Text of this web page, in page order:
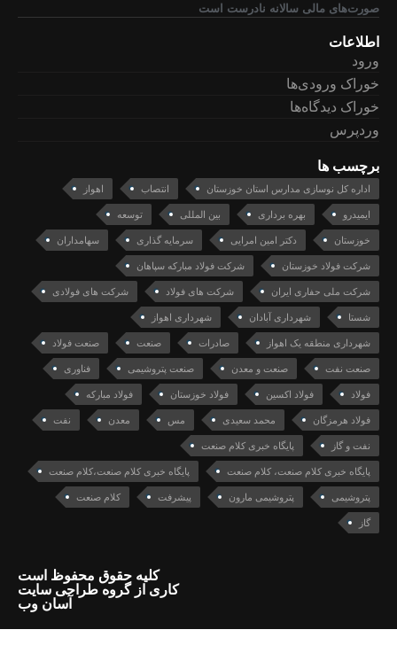
صورت‌های مالی سالانه نادرست است
اطلاعات
ورود
خوراک ورودی‌ها
خوراک دیدگاه‌ها
وردپرس
برچسب ها
اداره کل نوسازی مدارس استان خوزستان انتصاب اهواز
ایمیدرو بهره برداری بین المللی توسعه
خوزستان دکتر امین امرایی سرمایه گذاری سهامداران
شرکت فولاد خوزستان شرکت فولاد مبارکه سپاهان
شرکت ملی حفاری ایران شرکت های فولاد شرکت های فولادی
شستا شهرداری آبادان شهرداری اهواز
شهرداری منطقه یک اهواز صادرات صنعت صنعت فولاد
صنعت نفت صنعت و معدن صنعت پتروشیمی فناوری
فولاد فولاد اکسین فولاد خوزستان فولاد مبارکه
فولاد هرمزگان محمد سعیدی مس معدن نفت
نفت و گاز پایگاه خبری کلام صنعت
پایگاه خبری کلام صنعت، کلام صنعت پایگاه خبری کلام صنعت،کلام صنعت
پتروشیمی پتروشیمی مارون پیشرفت کلام صنعت
گاز
کلیه حقوق محفوظ است
کاری از گروه طراحی سایت
آسان وب